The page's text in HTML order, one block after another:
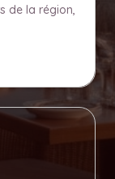
de la région,